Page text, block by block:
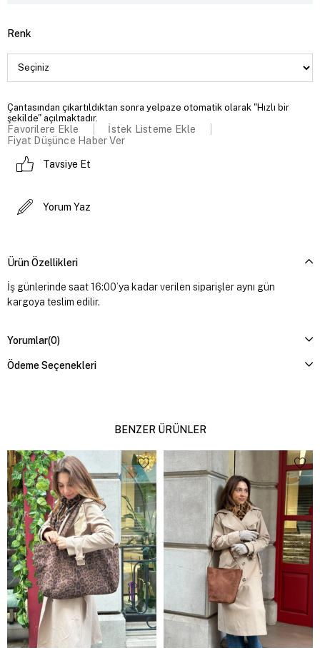
Renk
Çantasından çıkartıldıktan sonra yelpaze otomatik olarak "Hızlı bir
şekilde" açılmaktadır.
Favorilere Ekle
İstek Listeme Ekle
Fiyat Düşünce Haber Ver
Tavsiye Et
Yorum Yaz
Ürün Özellikleri
İş günlerinde saat 16:00’ya kadar verilen siparişler aynı gün
kargoya teslim edilir.
Yorumlar(0)
Ödeme Seçenekleri
BENZER ÜRÜNLER